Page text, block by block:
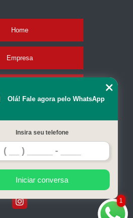
Home
Empresa
Contato
Mapa do site
1
Olá! Fale agora pelo WhatsApp
Insira seu telefone
Iniciar conversa